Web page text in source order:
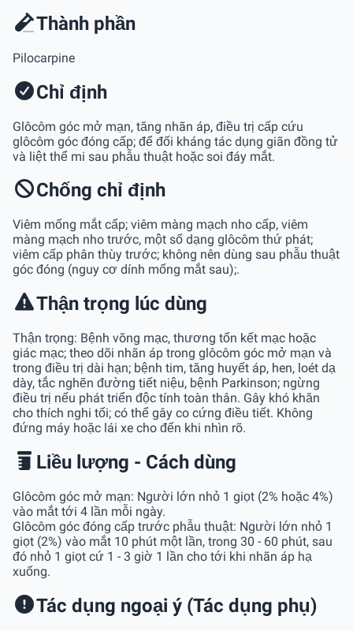
Thành phần
Pilocarpine
Chỉ định
Glôcôm góc mở mạn, tăng nhãn áp, điều trị cấp cứu
glôcôm góc đóng cấp; để đối kháng tác dụng giãn đồng tử
và liệt thể mi sau phẫu thuật hoặc soi đáy mắt.
Chống chỉ định
Viêm mống mắt cấp; viêm màng mạch nho cấp, viêm
màng mạch nho trước, một số dạng glôcôm thứ phát;
viêm cấp phân thùy trước; không nên dùng sau phẫu thuật
góc đóng (nguy cơ dính mống mắt sau);.
Thận trọng lúc dùng
Thận trọng: Bệnh võng mạc, thương tổn kết mạc hoặc
giác mạc; theo dõi nhãn áp trong glôcôm góc mở mạn và
trong điều trị dài hạn; bệnh tim, tăng huyết áp, hen, loét dạ
dày, tắc nghẽn đường tiết niệu, bệnh Parkinson; ngừng
điều trị nếu phát triển độc tính toàn thân. Gây khó khăn
cho thích nghi tối; có thể gây co cứng điều tiết. Không
đứng máy hoặc lái xe cho đến khi nhìn rõ.
Liều lượng - Cách dùng
Glôcôm góc mở mạn: Người lớn nhỏ 1 giọt (2% hoặc 4%)
vào mắt tới 4 lần mỗi ngày.
Glôcôm góc đóng cấp trước phẫu thuật: Người lớn nhỏ 1
giọt (2%) vào mắt 10 phút một lần, trong 30 - 60 phút, sau
đó nhỏ 1 giọt cứ 1 - 3 giờ 1 lần cho tới khi nhãn áp hạ
xuống.
Tác dụng ngoại ý (Tác dụng phụ)